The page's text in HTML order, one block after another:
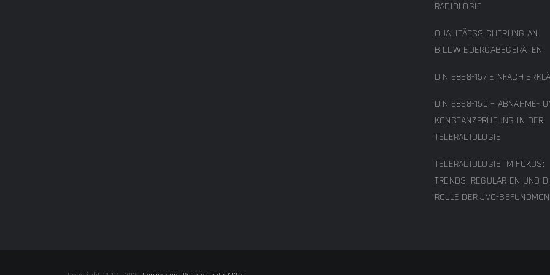
RADIOLOGIE
QUALITÄTSSICHERUNG AN
BILDWIEDERGABEGERÄTEN
DIN 6868-157 EINFACH
DIN 6868-159 – ABNAHME-
KONSTANZPRÜFUNG IN DER
TELERADIOLOGIE
TELERADIOLOGIE IM FOKUS:
TRENDS, REGULARIEN UND
ROLLE DER JVC-